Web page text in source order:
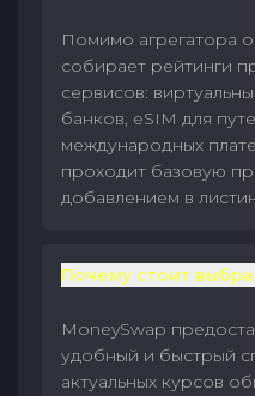
Помимо агрегатора
собирает рейтинги
сервисов:
банков, eSIM для
международных
проходит базовую
добавлением в
Почему стоит
MoneySwap
удобный и быстрый
актуальных курсов